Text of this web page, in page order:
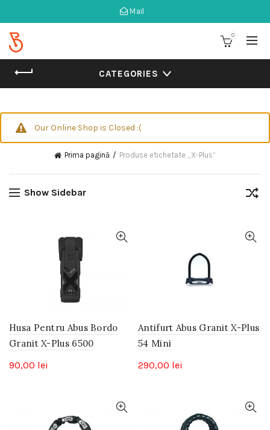
Mail
0
CATEGORIES
Our Online Shop is Closed :(
Prima pagină Produse etichetate „X-Plus”
Show Sidebar
Husa Pentru Abus Bordo
Granit X-Plus 6500
90,00 lei
Antifurt Abus Granit X-Plus
54 Mini
290,00 lei